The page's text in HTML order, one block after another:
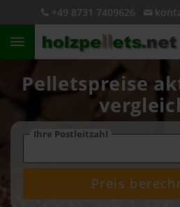
+49 8731 7409626
Pelletspreise
Ihre Postleitzahl
Preis